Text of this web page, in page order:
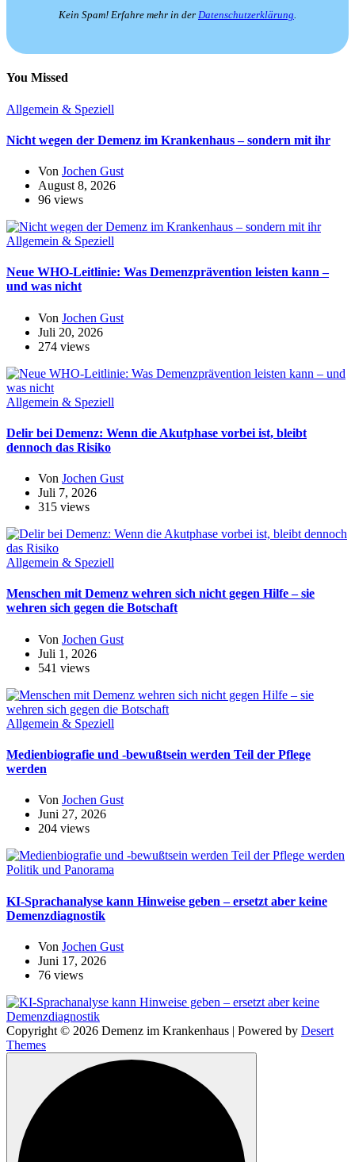
Kein Spam! Erfahre mehr in der Datenschutzerklärung.
You Missed
Allgemein & Speziell
Nicht wegen der Demenz im Krankenhaus – sondern mit ihr
Von Jochen Gust
August 8, 2026
96 views
Allgemein & Speziell
Neue WHO-Leitlinie: Was Demenzprävention leisten kann –
und was nicht
Von Jochen Gust
Juli 20, 2026
274 views
Allgemein & Speziell
Delir bei Demenz: Wenn die Akutphase vorbei ist, bleibt
dennoch das Risiko
Von Jochen Gust
Juli 7, 2026
315 views
Allgemein & Speziell
Menschen mit Demenz wehren sich nicht gegen Hilfe – sie
wehren sich gegen die Botschaft
Von Jochen Gust
Juli 1, 2026
541 views
Allgemein & Speziell
Medienbiografie und -bewußtsein werden Teil der Pflege
werden
Von Jochen Gust
Juni 27, 2026
204 views
Politik und Panorama
KI-Sprachanalyse kann Hinweise geben – ersetzt aber keine
Demenzdiagnostik
Von Jochen Gust
Juni 17, 2026
76 views
Copyright © 2026 Demenz im Krankenhaus | Powered by Desert
Themes